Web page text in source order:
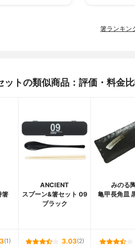
箸ランキン
トの類似商品：評価・料金
箸
ANCIENT
スプーン&箸セット 09
ブラック
みのる
亀甲長角皿
(1) 3.03(2)